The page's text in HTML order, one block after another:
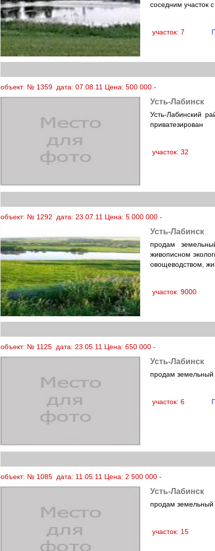
соседним участок
участок: 7
объект: № 1359 дата: 07.08.11 Цена: 500 000 -
Усть-Лабинск
Усть-Лабинский
приватезирован
участок: 32
объект: № 1292 дата: 23.07.11 Цена: 5 000 000 -
Усть-Лабинск
продам
живописном
овощеводством,
участок: 9000
объект: № 1125 дата: 23.05.11 Цена: 650 000 -
Усть-Лабинск
продам земельный
участок: 6
объект: № 1085 дата: 11.05.11 Цена: 2 500 000 -
Усть-Лабинск
продам земельный
участок: 15